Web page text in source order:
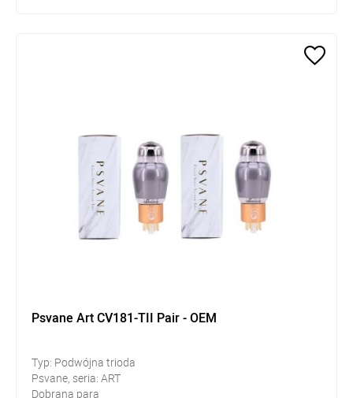
Psvane Art CV181-TII Pair - OEM
Typ: Podwójna trioda
Psvane, seria: ART
Dobrana para